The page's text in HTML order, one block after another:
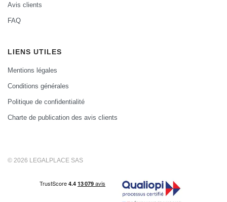
Avis clients
FAQ
LIENS UTILES
Mentions légales
Conditions générales
Politique de confidentialité
Charte de publication des avis clients
© 2026 LEGALPLACE SAS